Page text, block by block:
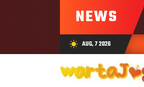
NEWS
wb_sunny AUG, 7 2026